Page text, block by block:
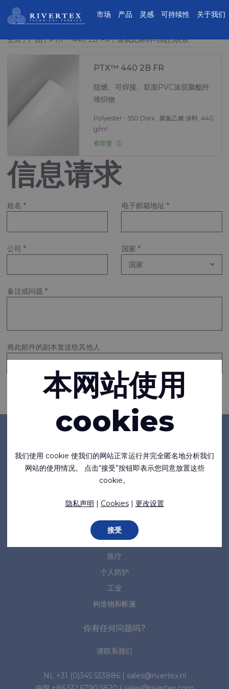
主页 产品 PTX™ 440 2B FR 请就此材料与我们联系
PTX™ 440 2B FR
阻燃、可焊接、双面PVC涂层聚酯纤
维织物
Polyester - 550 Dtex , 聚氯乙烯 涂料, 440
g/m²
有存货
信息请求
姓名 * 电子邮箱地址 *
公司 * 国家 *
备注或问题 *
将此邮件的副本发送给其他人
请求信息
Rivertex技术面料集团 市场 产品 灵感 可持续性 关于我们
关于我们
新闻
海事
医疗
个人防护
工业
构造物和帐篷
你有任何问题吗?
请联系我们
NL +31 (0)345 533886| sales@rivertex.nl
本网站使用
cookies
我们使用 cookie 使我们的网站正常运行并完全匿名地分析我们
网站的使用情况。 点击“接受”按钮即表示您同意放置这些
cookie。
隐私声明 | Cookies| 更改设置
接受